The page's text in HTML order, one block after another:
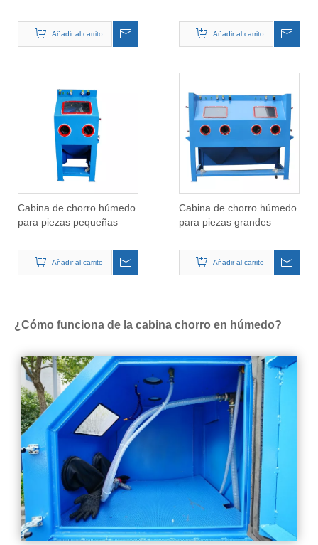
Añadir al carrito Añadir al carrito
Cabina de chorro húmedo
para piezas pequeñas
Añadir al carrito
Cabina de chorro húmedo
para piezas grandes
Añadir al carrito
¿Cómo funciona de la cabina chorro en húmedo?